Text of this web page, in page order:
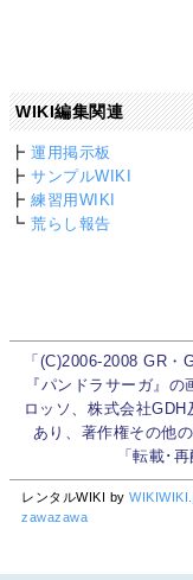
WIKI編集関連
┣運用掲示板
┣サンプルWIKI
┣練習用WIKI
┗荒らし報告
「(C)2006-2008 GR
『パンドラサーガ』
ロッソ、株式会社
あり、著作権その他
「転載･
レンタルWIKI by
zawazawa